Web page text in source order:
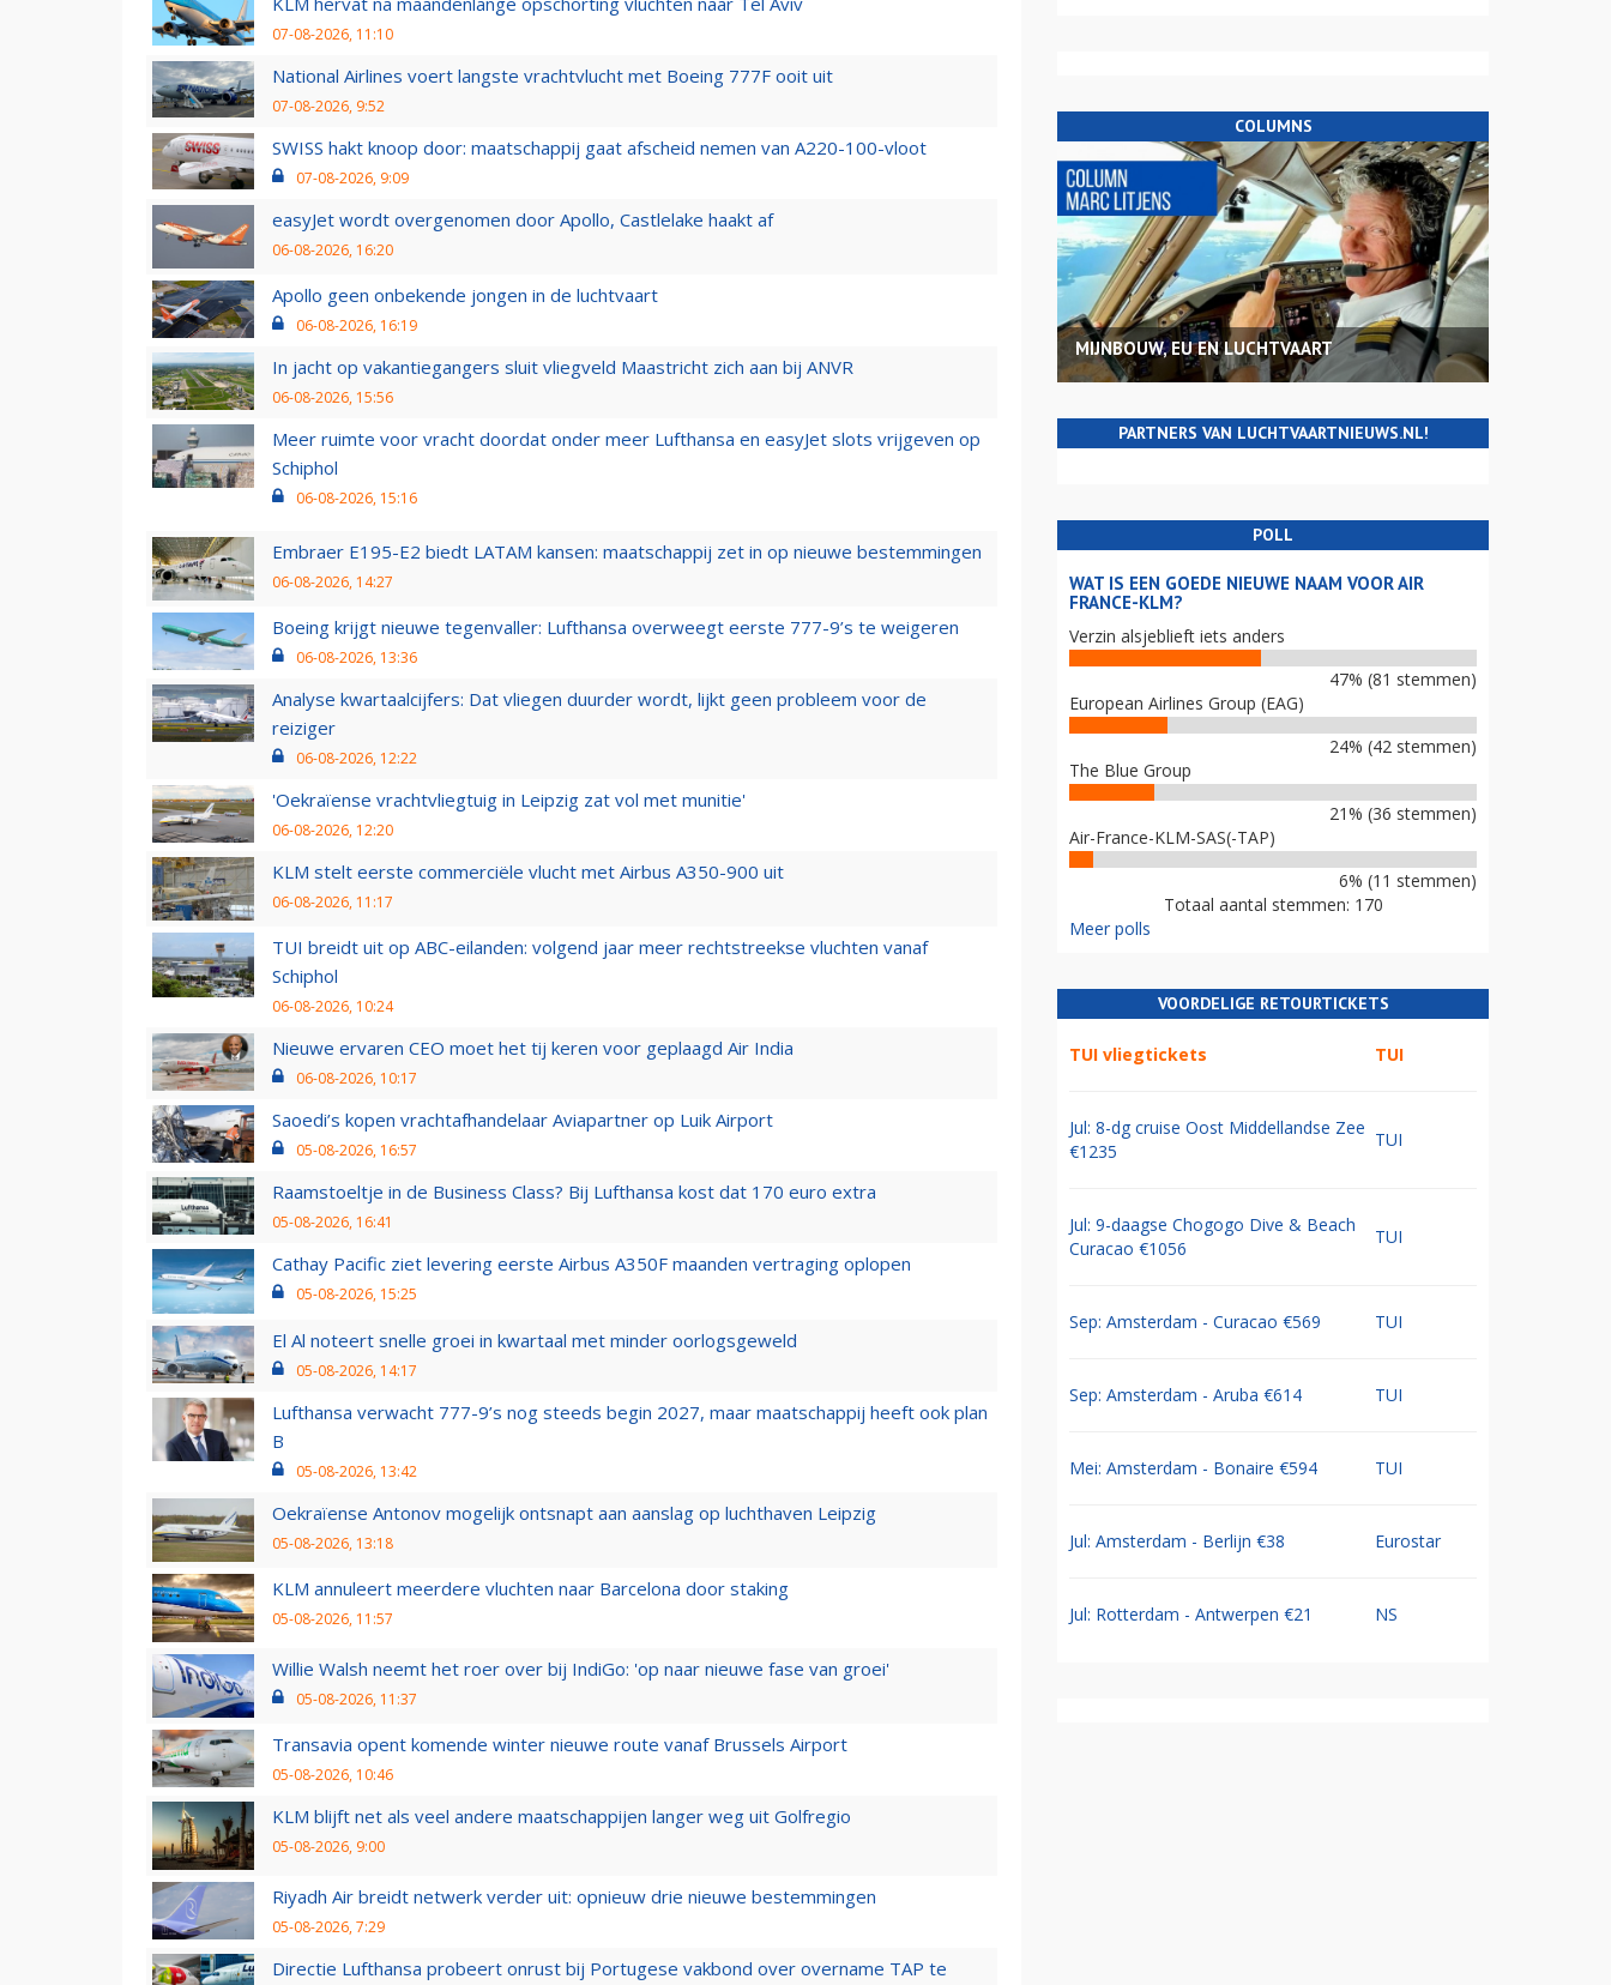
07-08-2026, 11:10
National Airlines voert langste vrachtvlucht met Boeing 777F ooit uit
07-08-2026, 9:52
SWISS hakt knoop door: maatschappij gaat afscheid nemen van A220-100-vloot
07-08-2026, 9:09
easyJet wordt overgenomen door Apollo, Castlelake haakt af
06-08-2026, 16:20
Apollo geen onbekende jongen in de luchtvaart
06-08-2026, 16:19
In jacht op vakantiegangers sluit vliegveld Maastricht zich aan bij ANVR
06-08-2026, 15:56
Meer ruimte voor vracht doordat onder meer Lufthansa en easyJet slots vrijgeven op
Schiphol
06-08-2026, 15:16
Embraer E195-E2 biedt LATAM kansen: maatschappij zet in op nieuwe bestemmingen
06-08-2026, 14:27
Boeing krijgt nieuwe tegenvaller: Lufthansa overweegt eerste 777-9’s te weigeren
06-08-2026, 13:36
Analyse kwartaalcijfers: Dat vliegen duurder wordt, lijkt geen probleem voor de
reiziger
06-08-2026, 12:22
'Oekraïense vrachtvliegtuig in Leipzig zat vol met munitie'
06-08-2026, 12:20
KLM stelt eerste commerciële vlucht met Airbus A350-900 uit
06-08-2026, 11:17
TUI breidt uit op ABC-eilanden: volgend jaar meer rechtstreekse vluchten vanaf
Schiphol
06-08-2026, 10:24
Nieuwe ervaren CEO moet het tij keren voor geplaagd Air India
06-08-2026, 10:17
Saoedi’s kopen vrachtafhandelaar Aviapartner op Luik Airport
05-08-2026, 16:57
Raamstoeltje in de Business Class? Bij Lufthansa kost dat 170 euro extra
05-08-2026, 16:41
Cathay Pacific ziet levering eerste Airbus A350F maanden vertraging oplopen
05-08-2026, 15:25
El Al noteert snelle groei in kwartaal met minder oorlogsgeweld
05-08-2026, 14:17
Lufthansa verwacht 777-9’s nog steeds begin 2027, maar maatschappij heeft ook plan
B
05-08-2026, 13:42
Oekraïense Antonov mogelijk ontsnapt aan aanslag op luchthaven Leipzig
05-08-2026, 13:18
KLM annuleert meerdere vluchten naar Barcelona door staking
05-08-2026, 11:57
Willie Walsh neemt het roer over bij IndiGo: 'op naar nieuwe fase van groei'
05-08-2026, 11:37
Transavia opent komende winter nieuwe route vanaf Brussels Airport
05-08-2026, 10:46
KLM blijft net als veel andere maatschappijen langer weg uit Golfregio
05-08-2026, 9:00
Riyadh Air breidt netwerk verder uit: opnieuw drie nieuwe bestemmingen
05-08-2026, 7:29
Directie Lufthansa probeert onrust bij Portugese vakbond over overname TAP te
COLUMNS
MIJNBOUW, EU EN LUCHTVAART
PARTNERS VAN LUCHTVAARTNIEUWS.NL!
POLL
WAT IS EEN GOEDE NIEUWE NAAM VOOR AIR
FRANCE-KLM?
Verzin alsjeblieft iets anders
47% (81 stemmen)
European Airlines Group (EAG)
24% (42 stemmen)
The Blue Group
21% (36 stemmen)
Air-France-KLM-SAS(-TAP)
6% (11 stemmen)
Totaal aantal stemmen: 170
Meer polls
VOORDELIGE RETOURTICKETS
TUI vliegtickets TUI
Jul: 8-dg cruise Oost Middellandse Zee
€1235
TUI
Jul: 9-daagse Chogogo Dive & Beach
Curacao €1056
TUI
Sep: Amsterdam - Curacao €569 TUI
Sep: Amsterdam - Aruba €614 TUI
Mei: Amsterdam - Bonaire €594 TUI
Jul: Amsterdam - Berlijn €38 Eurostar
Jul: Rotterdam - Antwerpen €21 NS